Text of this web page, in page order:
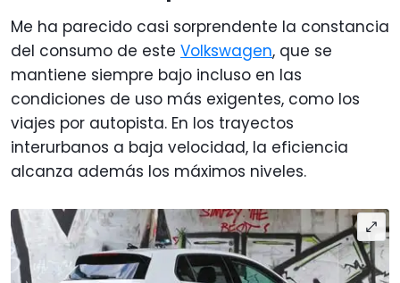
Me ha parecido casi sorprendente la constancia
del consumo de este Volkswagen, que se
mantiene siempre bajo incluso en las
condiciones de uso más exigentes, como los
viajes por autopista. En los trayectos
interurbanos a baja velocidad, la eficiencia
alcanza además los máximos niveles.